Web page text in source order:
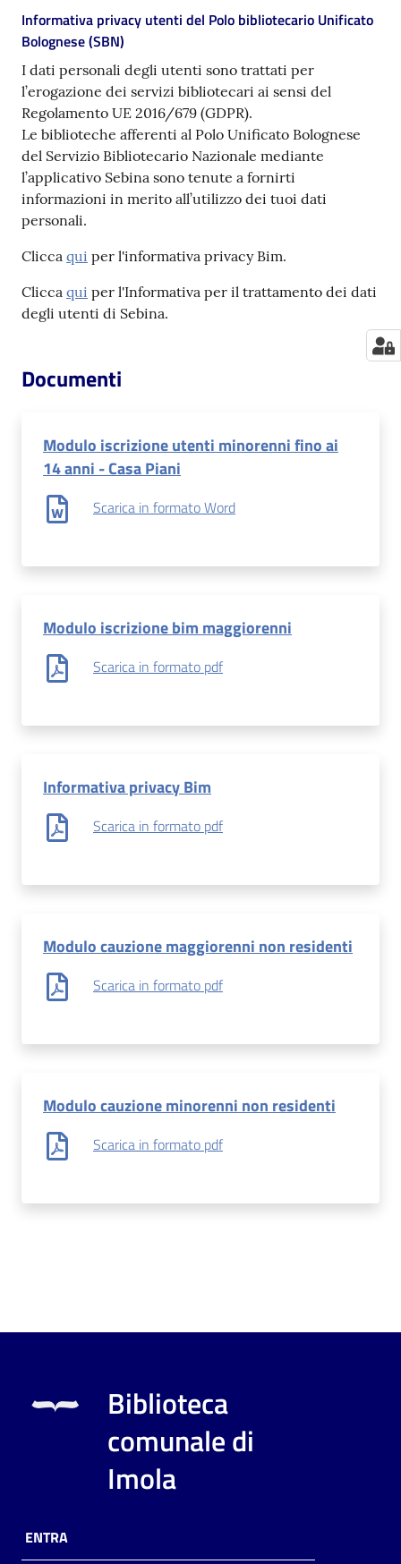
Informativa privacy utenti del Polo bibliotecario Unificato
Bolognese (SBN)
I dati personali degli utenti sono trattati per
l’erogazione dei servizi bibliotecari ai sensi del
Regolamento UE 2016/679 (GDPR).
Le biblioteche afferenti al Polo Unificato Bolognese
del Servizio Bibliotecario Nazionale mediante
l’applicativo Sebina sono tenute a fornirti
informazioni in merito all’utilizzo dei tuoi dati
personali.
Clicca qui per l'informativa privacy Bim.
Clicca qui per l'Informativa per il trattamento dei dati
degli utenti di Sebina.
Documenti
Modulo iscrizione utenti minorenni fino ai
14 anni - Casa Piani
Scarica in formato Word
Modulo iscrizione bim maggiorenni
Scarica in formato pdf
Informativa privacy Bim
Scarica in formato pdf
Modulo cauzione maggiorenni non residenti
Scarica in formato pdf
Modulo cauzione minorenni non residenti
Scarica in formato pdf
Biblioteca
comunale di
Imola
ENTRA